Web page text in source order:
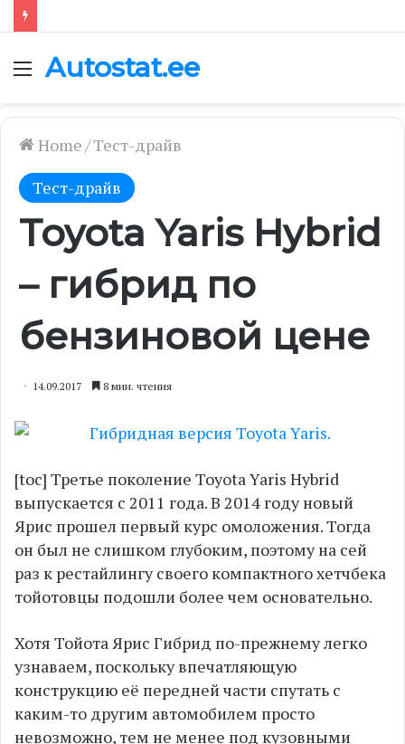
Menu
Autostat.ee
Home/Тест-драйв
Тест-драйв
Toyota Yaris Hybrid
– гибрид по
бензиновой цене
14.09.2017 8 мин. чтения
[toc] Третье поколение Toyota Yaris Hybrid
выпускается с 2011 года. В 2014 году новый
Ярис прошел первый курс омоложения. Тогда
он был не слишком глубоким, поэтому на сей
раз к рестайлингу своего компактного хетчбека
тойотовцы подошли более чем основательно.
Хотя Тойота Ярис Гибрид по-прежнему легко
узнаваем, поскольку впечатляющую
конструкцию её передней части спутать с
каким-то другим автомобилем просто
невозможно, тем не менее под кузовными